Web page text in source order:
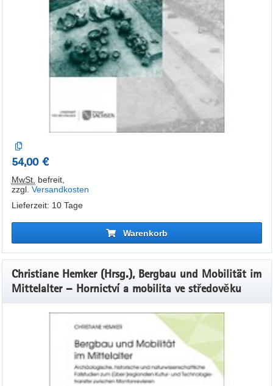
54,00 €
MwSt. befreit,
zzgl. Versandkosten
Lieferzeit: 10 Tage
Warenkorb
Christiane Hemker (Hrsg.), Bergbau und Mobilität im
Mittelalter – Hornictví a mobilita ve středověku